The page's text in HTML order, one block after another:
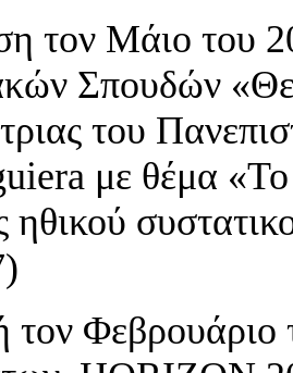
τον Μάιο του
Σπουδών
του
με θέμα
ηθικού
τον